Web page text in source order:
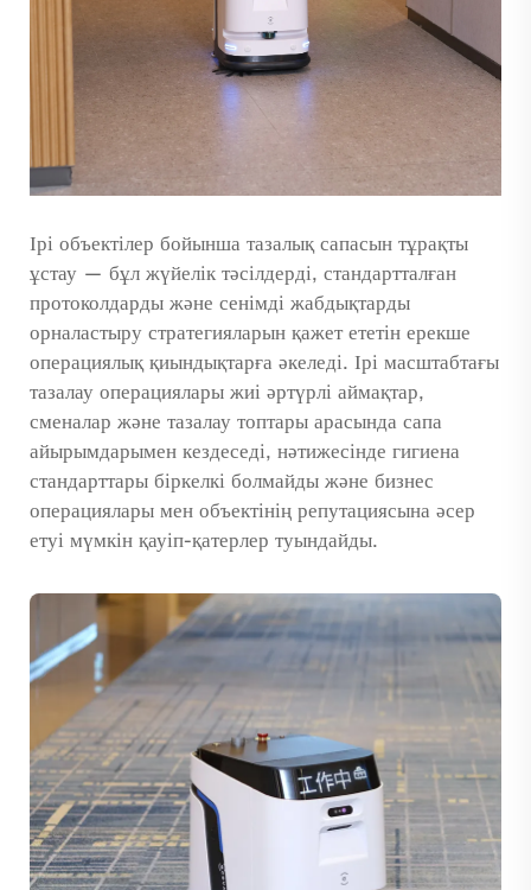
Ірі объектілер бойынша тазалық сапасын тұрақты
ұстау — бұл жүйелік тәсілдерді, стандартталған
протоколдарды және сенімді жабдықтарды
орналастыру стратегияларын қажет ететін ерекше
операциялық қиындықтарға әкеледі. Ірі масштабтағы
тазалау операциялары жиі әртүрлі аймақтар,
сменалар және тазалау топтары арасында сапа
айырымдарымен кездеседі, нәтижесінде гигиена
стандарттары біркелкі болмайды және бизнес
операциялары мен объектінің репутациясына әсер
етуі мүмкін қауіп-қатерлер туындайды.